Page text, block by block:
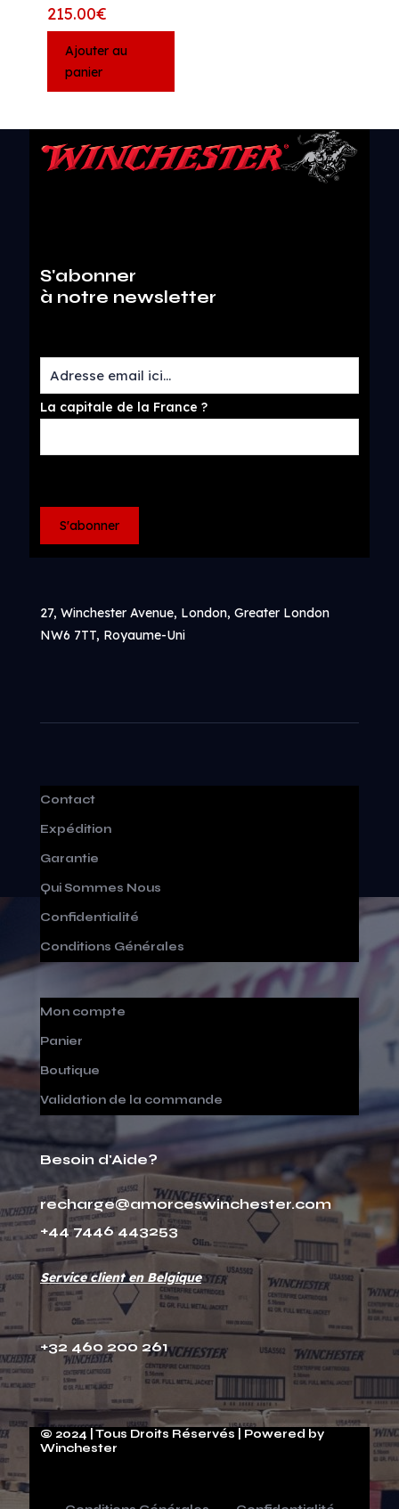
215.00€
Ajouter au
panier
S'abonner
à notre newsletter
La capitale de la France ?
27, Winchester Avenue, London, Greater London
NW6 7TT, Royaume-Uni
Contact
Expédition
Garantie
Qui Sommes Nous
Confidentialité
Conditions Générales
Mon compte
Panier
Boutique
Validation de la commande
Besoin d'Aide?
recharge@amorceswinchester.com
+44 7446 443253
Service client en Belgique
+32 460 200 261
© 2024 | Tous Droits Réservés | Powered by
Winchester